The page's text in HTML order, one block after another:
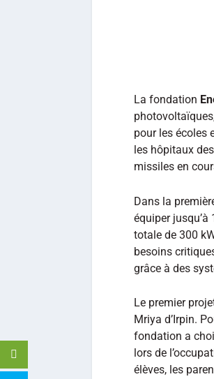
La fondation
pour les écoles
les hôpitaux
missiles en
Dans la
équiper
totale de 300
besoins
grâce à des
Le premier
Mriya d’Irpin.
fondation a
lors de
élèves, les